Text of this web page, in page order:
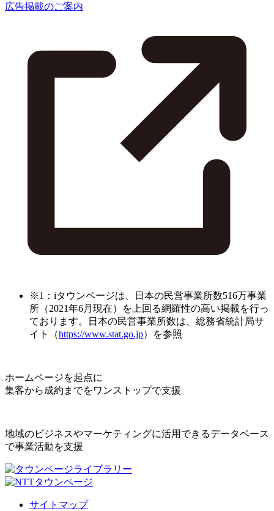
広告掲載のご案内
※1：iタウンページは、日本の民営事業所数516万事業
所（2021年6月現在）を上回る網羅性の高い掲載を行っ
ております。日本の民営事業所数は、総務省統計局サ
イト（https://www.stat.go.jp）を参照
ホームページを起点に
集客から成約までをワンストップで支援
地域のビジネスやマーケティングに活用できるデータベース
で事業活動を支援
サイトマップ